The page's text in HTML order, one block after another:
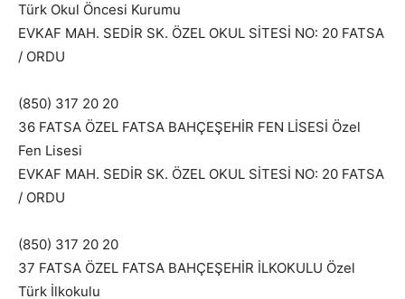
Türk Okul Öncesi Kurumu
EVKAF MAH. SEDİR SK. ÖZEL OKUL SİTESİ NO: 20 FATSA
/ ORDU
(850) 317 20 20
36 FATSA ÖZEL FATSA BAHÇEŞEHİR FEN LİSESİ Özel
Fen Lisesi
EVKAF MAH. SEDİR SK. ÖZEL OKUL SİTESİ NO: 20 FATSA
/ ORDU
(850) 317 20 20
37 FATSA ÖZEL FATSA BAHÇEŞEHİR İLKOKULU Özel
Türk İlkokulu